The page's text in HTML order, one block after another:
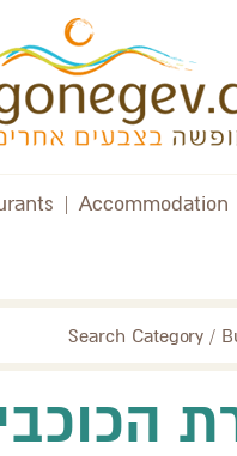
Accommodation
|
Search Category /